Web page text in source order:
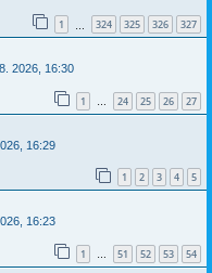
1 324 325 326 327
2026, 16:30
1 … 24 25 26 27
16:29
1 2 3 4 5
16:23
1 … 51 52 53 54